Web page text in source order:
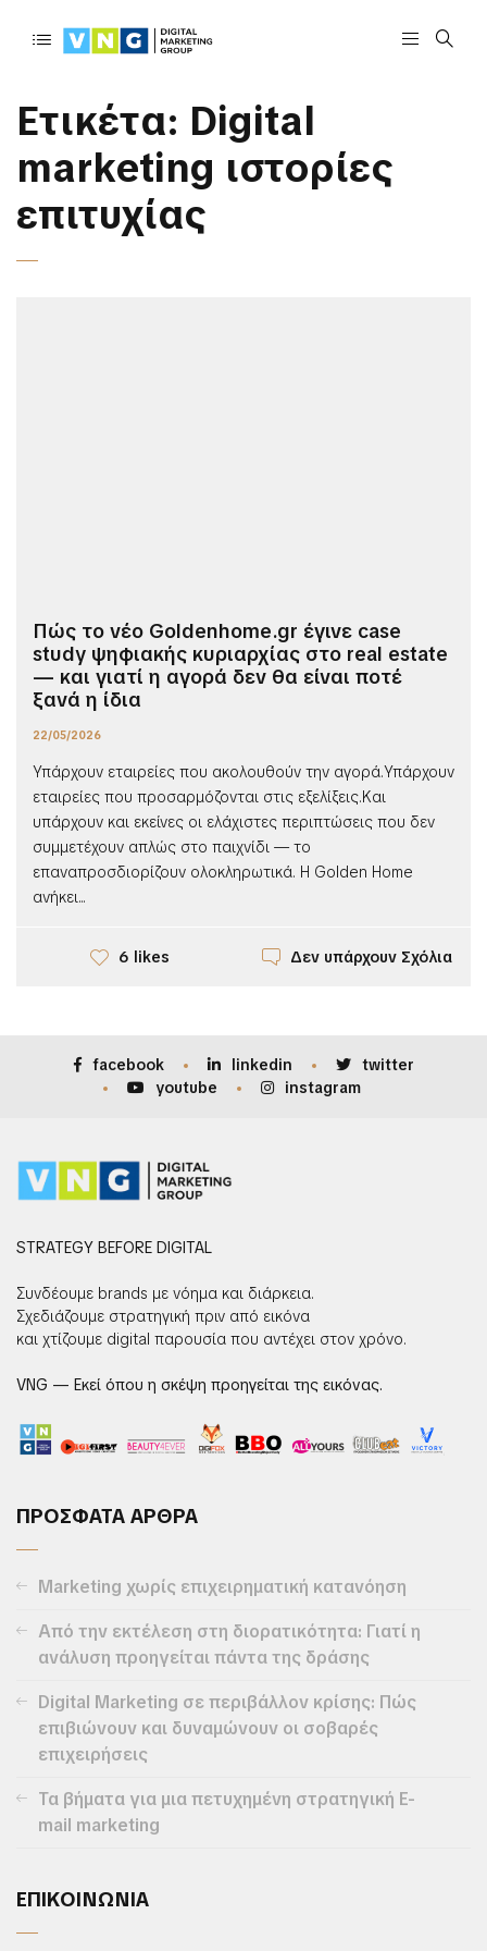
Ετικέτα: Digital
marketing ιστορίες
επιτυχίας
Πώς το νέο Goldenhome.gr έγινε case
study ψηφιακής κυριαρχίας στο real estate
— και γιατί η αγορά δεν θα είναι ποτέ
ξανά η ίδια
22/05/2026
Υπάρχουν εταιρείες που ακολουθούν την αγορά.Υπάρχουν
εταιρείες που προσαρμόζονται στις εξελίξεις.Και
υπάρχουν και εκείνες οι ελάχιστες περιπτώσεις που δεν
συμμετέχουν απλώς στο παιχνίδι — το
επαναπροσδιορίζουν ολοκληρωτικά. Η Golden Home
ανήκει...
6 likes Δεν υπάρχουν Σχόλια
facebook linkedin
twitter
youtube
instagram
STRATEGY BEFORE DIGITAL
Συνδέουμε brands με νόημα και διάρκεια.
Σχεδιάζουμε στρατηγική πριν από εικόνα
και χτίζουμε digital παρουσία που αντέχει στον χρόνο.
VNG — Εκεί όπου η σκέψη προηγείται της εικόνας.
ΠΡΟΣΦΑΤΑ ΑΡΘΡΑ
Marketing χωρίς επιχειρηματική κατανόηση
Από την εκτέλεση στη διορατικότητα: Γιατί η
ανάλυση προηγείται πάντα της δράσης
Digital Marketing σε περιβάλλον κρίσης: Πώς
επιβιώνουν και δυναμώνουν οι σοβαρές
επιχειρήσεις
Τα βήματα για μια πετυχημένη στρατηγική E-
mail marketing
ΕΠΙΚΟΙΝΩΝΙΑ